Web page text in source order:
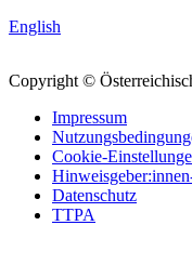
English
Copyright ©
Impressum
Cookie-
Datenschutz
TTPA